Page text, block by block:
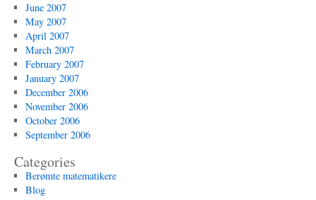
June 2007
May 2007
April 2007
March 2007
February 2007
January 2007
December 2006
November 2006
October 2006
September 2006
Categories
Berømte matematikere
Blog